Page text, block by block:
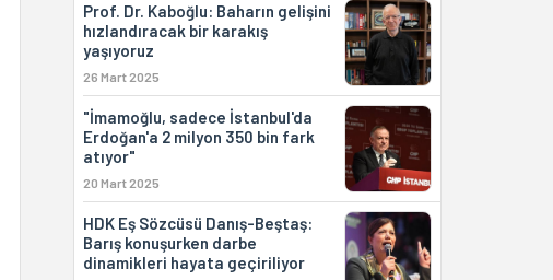
Prof. Dr. Kaboğlu: Baharın gelişini
hızlandıracak bir karakış
yaşıyoruz
26 Mart 2025
"İmamoğlu, sadece İstanbul'da
Erdoğan'a 2 milyon 350 bin fark
atıyor"
20 Mart 2025
HDK Eş Sözcüsü Danış-Beştaş:
Barış konuşurken darbe
dinamikleri hayata geçiriliyor